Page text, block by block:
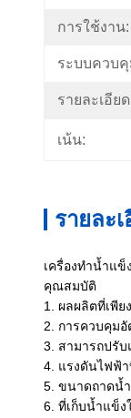
การใช้งาน:
ระบบควบ
รายละเอีย
เน้น:
รายละ
เครื่องทำน้ำแ
คุณสมบัติ
1. ผลผลิตที่เพี
2. การควบคุม
3. สามารถปรับ
4. แรงดันไฟฟ้
5. ขนาดถาดน้
6. ที่เก็บน้ำแข็